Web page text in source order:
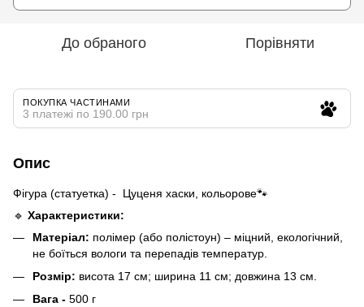
До обраного Порівняти
ПОКУПКА ЧАСТИНАМИ
3 платежі по 190.00 грн
Опис
Фігура (статуетка) - Цуценя хаски, кольорове🐾
🔹 Характеристики:
Матеріал: полімер (або полістоун) – міцний, екологічний,
не боїться вологи та перепадів температур.
Розмір: висота 17 см; ширина 11 см; довжина 13 см.
Вага - 500 г